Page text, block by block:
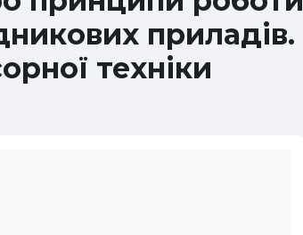
приладів.
техніки